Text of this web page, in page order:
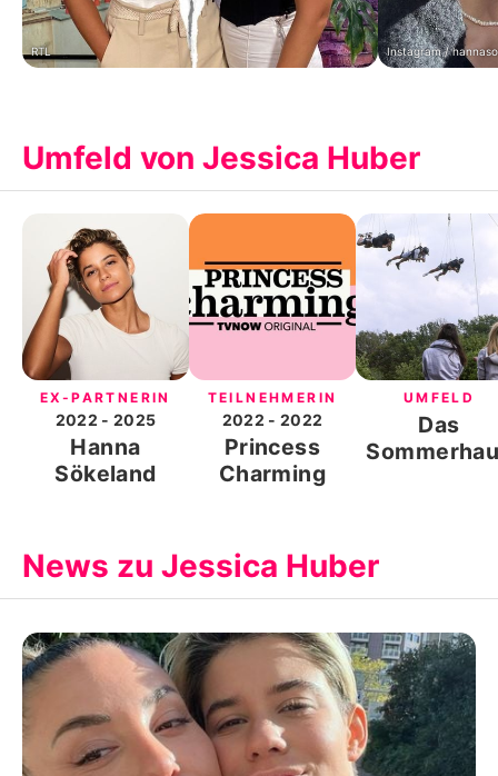
RTL Instagram /
Umfeld von Jessica Huber
EX-PARTNERIN
2022 - 2025
Hanna
Sökeland
TEILNEHMERIN
2022 - 2022
Princess
Charming
UMFELD
Das
News zu Jessica Huber